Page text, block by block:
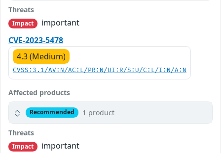
Threats
Impact
important
CVE-2023-5478
4.3 (Medium)
CVSS:3.1/AV:N/AC:L/PR:N/UI:R/S:U/C:L/I:N/A:N
Affected products
Recommended 1 product
Threats
Impact important